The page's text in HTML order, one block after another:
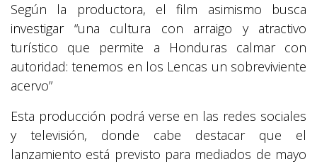
Según la productora, el film asimismo busca
investigar “una cultura con arraigo y atractivo
turístico que permite a Honduras calmar con
autoridad: tenemos en los Lencas un sobreviviente
acervo”
Esta producción podrá verse en las redes sociales
y televisión, donde cabe destacar que el
lanzamiento está previsto para mediados de mayo